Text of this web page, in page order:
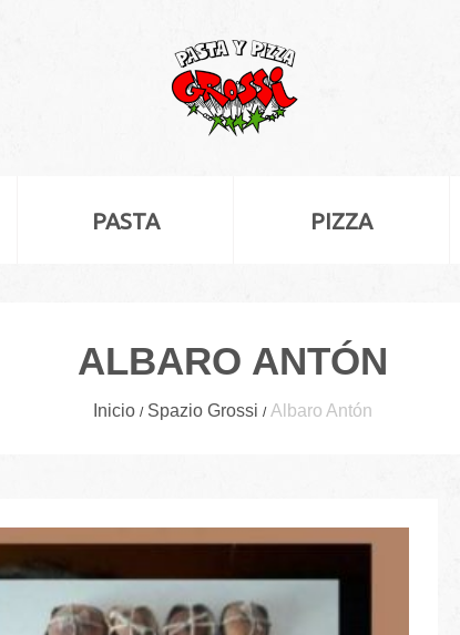
PASTA PIZZA
ALBARO ANTÓN
Inicio Spazio Grossi Albaro Antón